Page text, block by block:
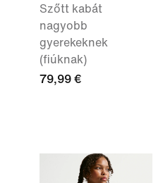
Szőtt kabát
nagyobb
gyerekeknek
(fiúknak)
79,99 €